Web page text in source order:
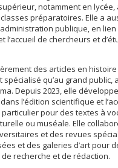
notamment en lycée,
préparatoires. Elle a
publique, en
l’accueil de chercheurs et
des articles en histoire
spécialisé qu’au grand public,
Depuis 2023, elle
l’édition scientifique et
pour des textes à
ou muséale. Elle
et des revues
et des galeries d’art pour
recherche et de rédaction.